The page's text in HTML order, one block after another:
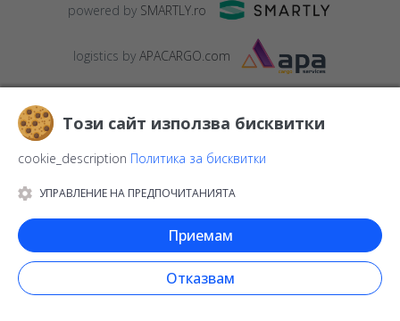
powered by SMARTLY.ro
logistics by APACARGO.com
© 2016-2026
12, parter,Sector 1, cod postal012178,email:
contact@stargift.bg
www.stargift.bg
STARGIFT SRL
Този сайт използва бисквитки
cookie_description Политика за бисквитки
УПРАВЛЕНИЕ НА ПРЕДПОЧИТАНИЯТА
Приемам
Отказвам